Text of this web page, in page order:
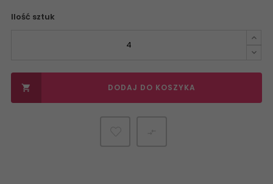
Ilość sztuk
 DODAJ DO KOSZYKA